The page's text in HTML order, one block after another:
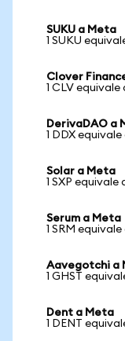
SUKU a Meta
1 SUKU
Clover
1 CLV
DerivaDAO a
1 DDX
Solar a Meta
1 SXP equivale
Serum a Meta
1 SRM
Aavegotchi a
1 GHST
Dent a Meta
1 DENT